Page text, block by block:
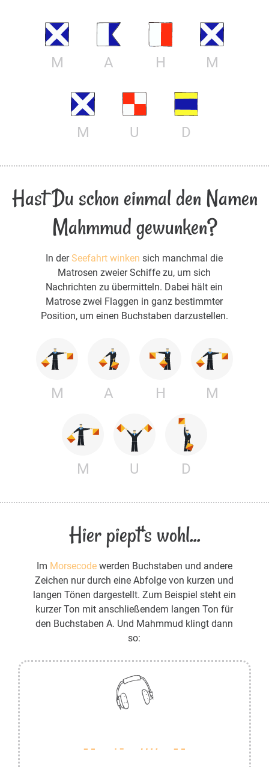
M A H M
M U D
Hast Du schon einmal den Namen
Mahmmud gewunken?
In derSeefahrt winken sich manchmal die
Matrosen zweier Schiffe zu, um sich
Nachrichten zu übermitteln. Dabei hält ein
Matrose zwei Flaggen in ganz bestimmter
Position, um einen Buchstaben darzustellen.
M A H M
M U D
Hier piept's wohl...
Im Morsecodewerden Buchstaben und andere
Zeichen nur durch eine Abfolge von kurzen und
langen Tönen dargestellt. Zum Beispiel steht ein
kurzer Ton mit anschließendem langen Ton für
den Buchstaben A. Und Mahmmud klingt dann
so: